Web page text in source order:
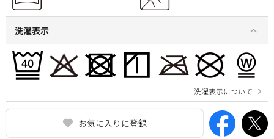
お気に入りに登録
洗濯表示
洗濯表示について